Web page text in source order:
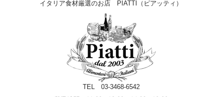
イタリア食材厳選のお店 PIATTI（ピアッティ）
TEL 03-3468-6542